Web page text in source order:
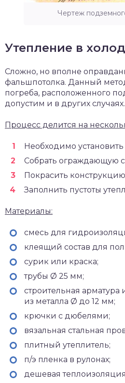
Чертеж
Утепление в
Сложно, но вполне
фальшпотолка. Данный
погреба, расположенного
допустим и в других случаях.
Процесс делится на
Необходимо установить
Собрать ограждающую
Покрасить
Заполнить пустоты
Материалы:
смесь для
клеящий состав для
сурик или краска;
трубы Ø 25 мм;
строительная арматура
из металла Ø до 12 мм;
крючки с дюбелями;
вязальная стальная
плитный утеплитель;
п/э пленка в рулонах;
дешевая